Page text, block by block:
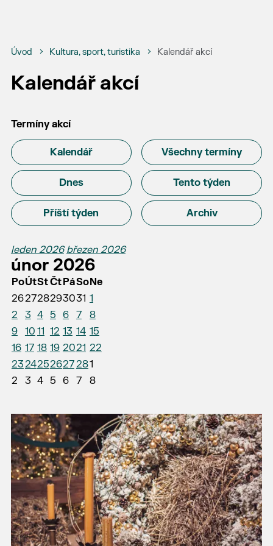
Úvod Kultura, sport, turistika Kalendář akcí
Kalendář akcí
Termíny akcí
Kalendář Všechny termíny
Dnes Tento týden
Příští týden Archiv
leden 2026 březen 2026
únor 2026
PoÚtStČtPáSoNe
262728293031 1
2
3 4 5 6 7
8
9
10 11 12 13 14 15
16 17 18 19 2021 22
2324252627281
2
3 4 5 6 7 8